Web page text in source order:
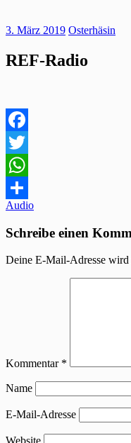
3. März 2019 Osterhäsin
REF-Radio
Facebook
Twitter
WhatsApp
Teilen
Audio
Schreibe einen
Deine E-Mail-Adresse
Kommentar *
Name
E-Mail-Adresse